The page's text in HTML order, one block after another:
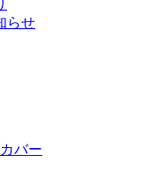
らせ
バー